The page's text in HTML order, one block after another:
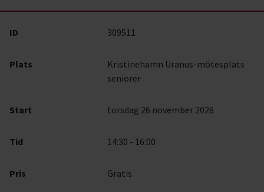
ID 309511
Plats
Kristinehamn Uranus-mötesplats
seniorer
Start torsdag 26 november 2026
Tid 14:30 - 16:00
Pris Gratis